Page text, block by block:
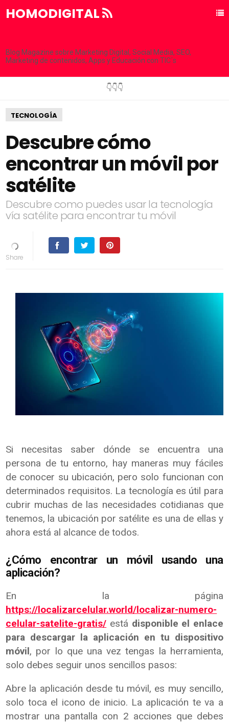
HOMODIGITAL
Blog Magazine sobre Marketing Digital, Social Media, SEO,
Marketing de contenidos, Apps y Educación con TIC´s
👇👇👇
TECNOLOGÍA
Descubre cómo
encontrar un móvil por
satélite
Descubre como puedes usar la tecnología
vía satélite para encontrar tu móvil
Si necesitas saber dónde se encuentra una
persona de tu entorno, hay maneras muy fáciles
de conocer su ubicación, pero solo funcionan con
determinados requisitos. La tecnología es útil para
cubrir muchas de las necesidades cotidianas que
tenemos, la ubicación por satélite es una de ellas y
ahora está al alcance de todos.
¿Cómo encontrar un móvil usando una
aplicación?
En la página
https://localizarcelular.world/localizar-numero-
celular-satelite-gratis/ está disponible el enlace
para descargar la aplicación en tu dispositivo
móvil, por lo que una vez tengas la herramienta,
solo debes seguir unos sencillos pasos:
Abre la aplicación desde tu móvil, es muy sencillo,
solo toca el icono de inicio. La aplicación te va a
mostrar una pantalla con 2 acciones que debes